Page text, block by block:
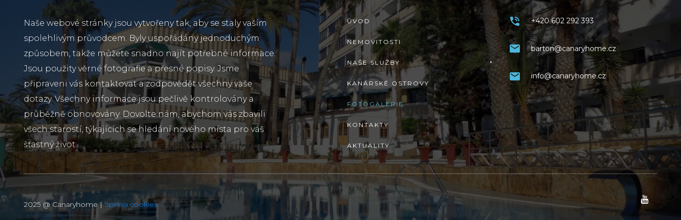
Naše webové stránky jsou vytvořeny tak, aby se staly vaším
spolehlivým průvodcem. Byly uspořádány jednoduchým
způsobem, takže můžete snadno najít potřebné informace.
Jsou použity věrné fotografie a přesné popisy. Jsme
připraveni vás kontaktovat a zodpovědět všechny vaše
dotazy. Všechny informace jsou pečlivě kontrolovány a
průběžně obnovovány. Dovolte nám, abychom vás zbavili
všech starostí, týkajících se hledání nového místa pro váš
šťastný život
ÚVOD
NEMOVITOSTI
NAŠE SLUŽBY
KANÁRSKÉ OSTROVY
FOTOGALERIE
KONTAKTY
AKTUALITY
+420 602 292 393
barton@canaryhome.cz
info@canaryhome.cz
2025 @ Canaryhome |Správa cookies